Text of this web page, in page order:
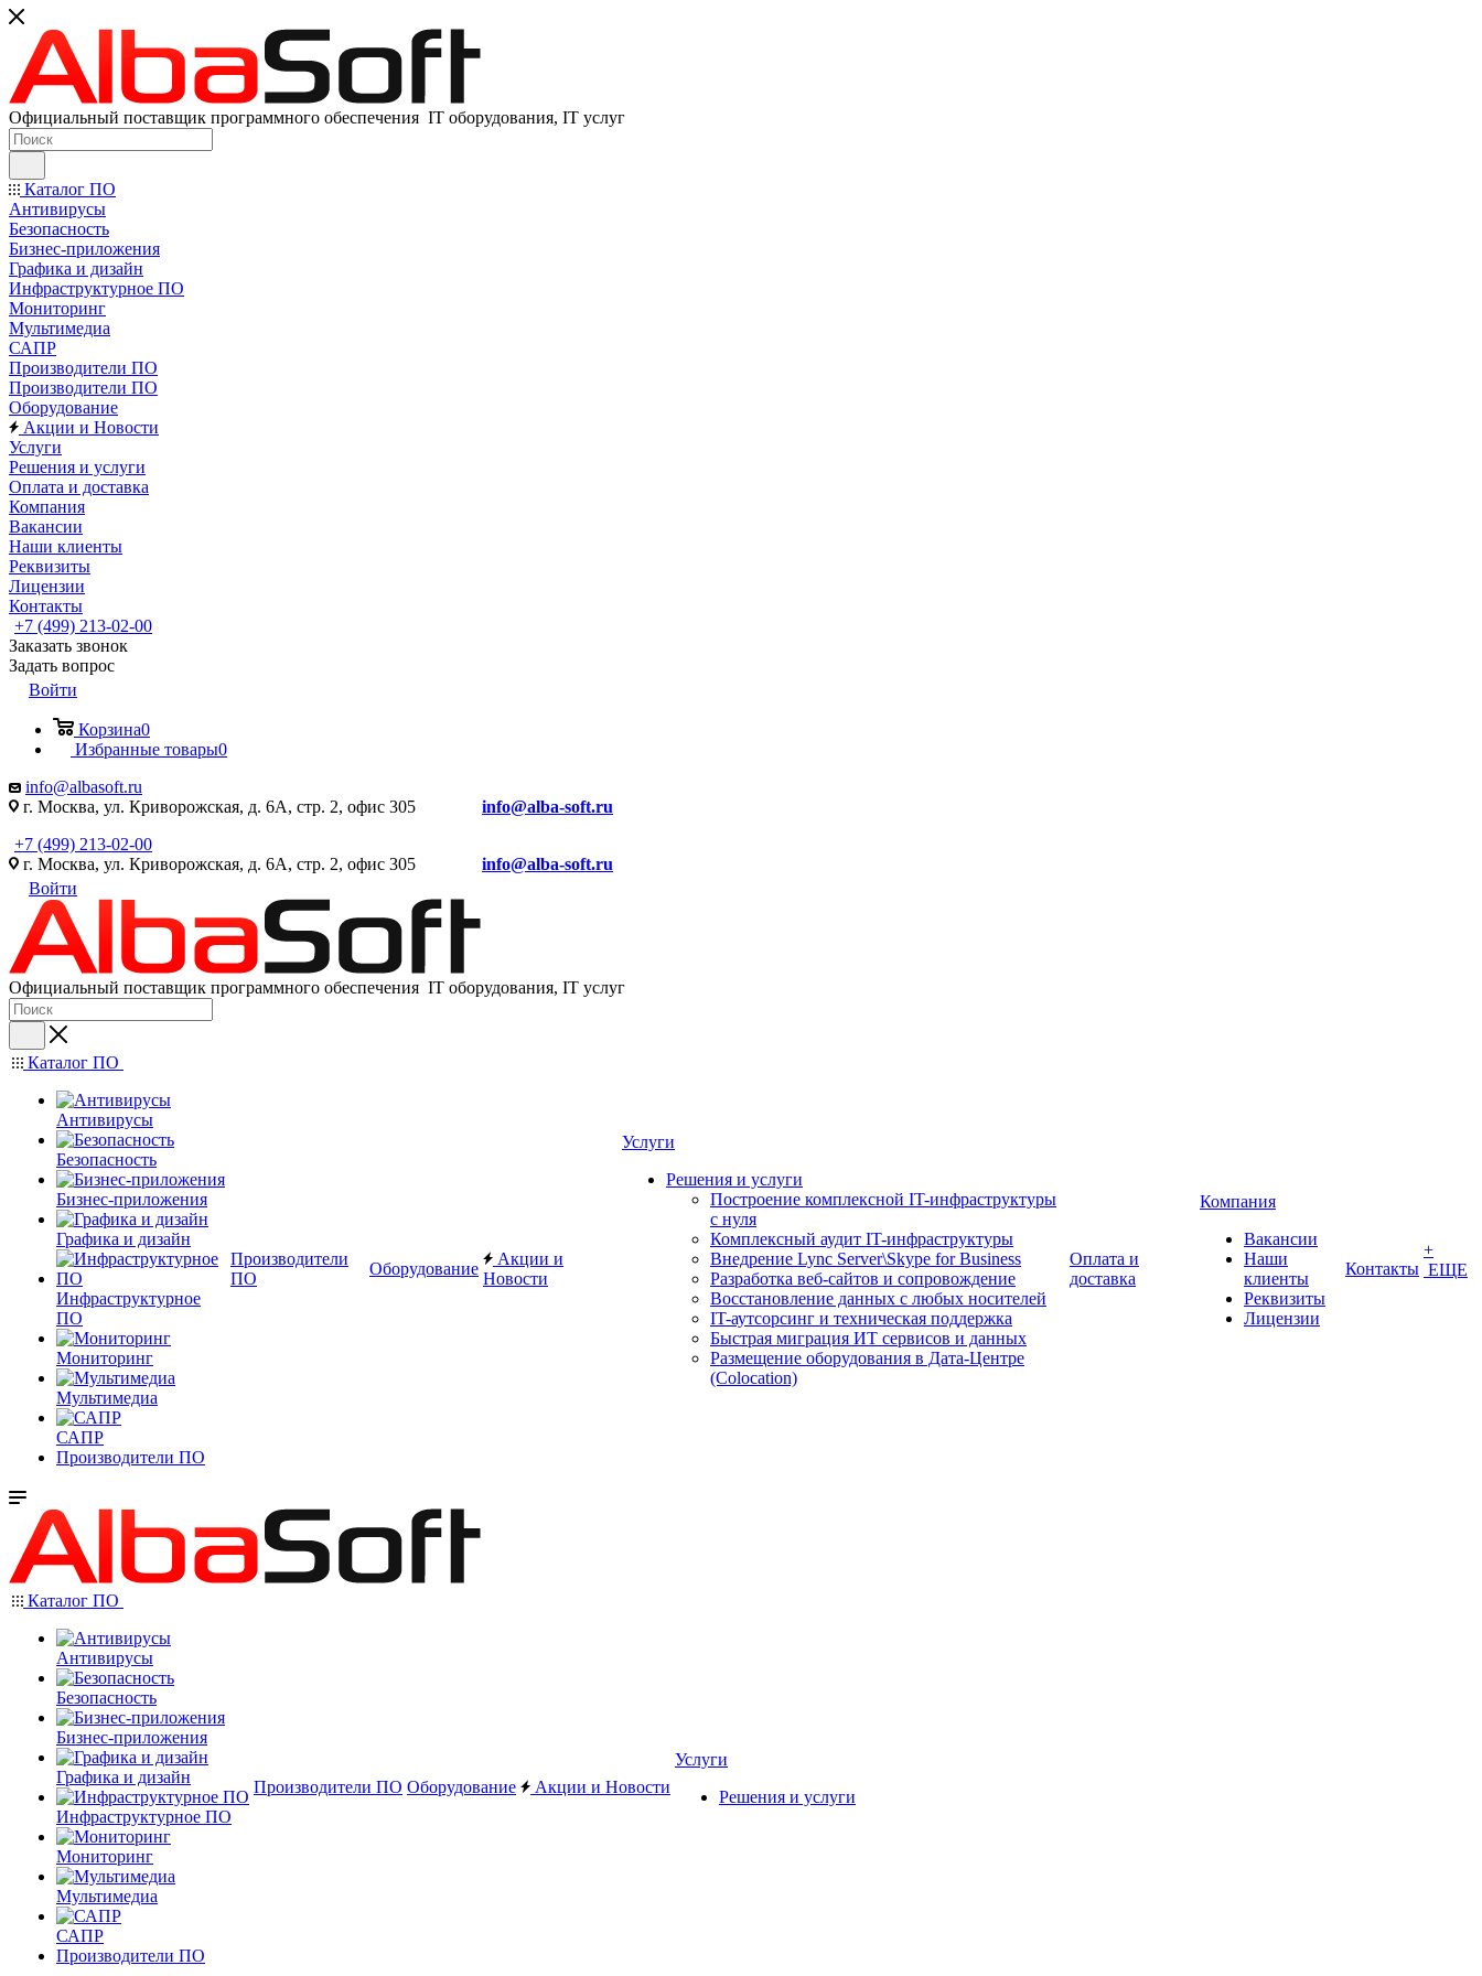
Официальный поставщик программного обеспечения IT оборудования, IT услуг
Каталог ПО
Антивирусы
Безопасность
Бизнес-приложения
Графика и дизайн
Инфраструктурное ПО
Мониторинг
Мультимедиа
САПР
Производители ПО
Производители ПО
Оборудование
Акции и Новости
Услуги
Решения и услуги
Оплата и доставка
Компания
Вакансии
Наши клиенты
Реквизиты
Лицензии
Контакты
+7 (499) 213-02-00
Заказать звонок
Задать вопрос
Войти
Корзина0
Избранные товары0
info@albasoft.ru
г. Москва, ул. Криворожская, д. 6А, стр. 2, офис 305 info@alba-soft.ru
+7 (499) 213-02-00
г. Москва, ул. Криворожская, д. 6А, стр. 2, офис 305 info@alba-soft.ru
Войти
Официальный поставщик программного обеспечения IT оборудования, IT услуг
Каталог ПО
Антивирусы
Безопасность
Бизнес-приложения
Графика и дизайн
Инфраструктурное
ПО
Мониторинг
Мультимедиа
САПР
Производители ПО
Производители
ПО
Оборудование
Акции и
Новости
Услуги
Решения и услуги
Построение комплексной IT-инфраструктуры
с нуля
Комплексный аудит IT-инфраструктуры
Внедрение Lync Server\Skype for Business
Разработка веб-сайтов и сопровождение
Восстановление данных с любых носителей
IT-аутсорсинг и техническая поддержка
Быстрая миграция ИТ сервисов и данных
Размещение оборудования в Дата-Центре
(Colocation)
Оплата и
доставка
Компания
Вакансии
Наши
клиенты
Реквизиты
Лицензии
Контакты
+
ЕЩЕ
Каталог ПО
Антивирусы
Безопасность
Бизнес-приложения
Графика и дизайн
Инфраструктурное ПО
Мониторинг
Мультимедиа
САПР
Производители ПО
Производители ПО Оборудование Акции и Новости
Услуги
Решения и услуги